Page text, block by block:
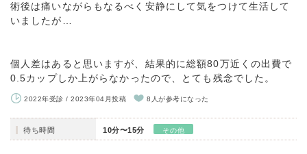
術後は痛いながらもなるべく安静にして気をつけて生活して
いましたが…
個人差はあると思いますが、結果的に総額80万近くの出費で
0.5カップしか上がらなかったので、とても残念でした。
2022年受診 / 2023年04月投稿 8人が参考になった
待ち時間 10分〜15分 その他